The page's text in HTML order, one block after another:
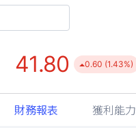
41.80 0.60 (1.43%)
財務報表 獲利能力